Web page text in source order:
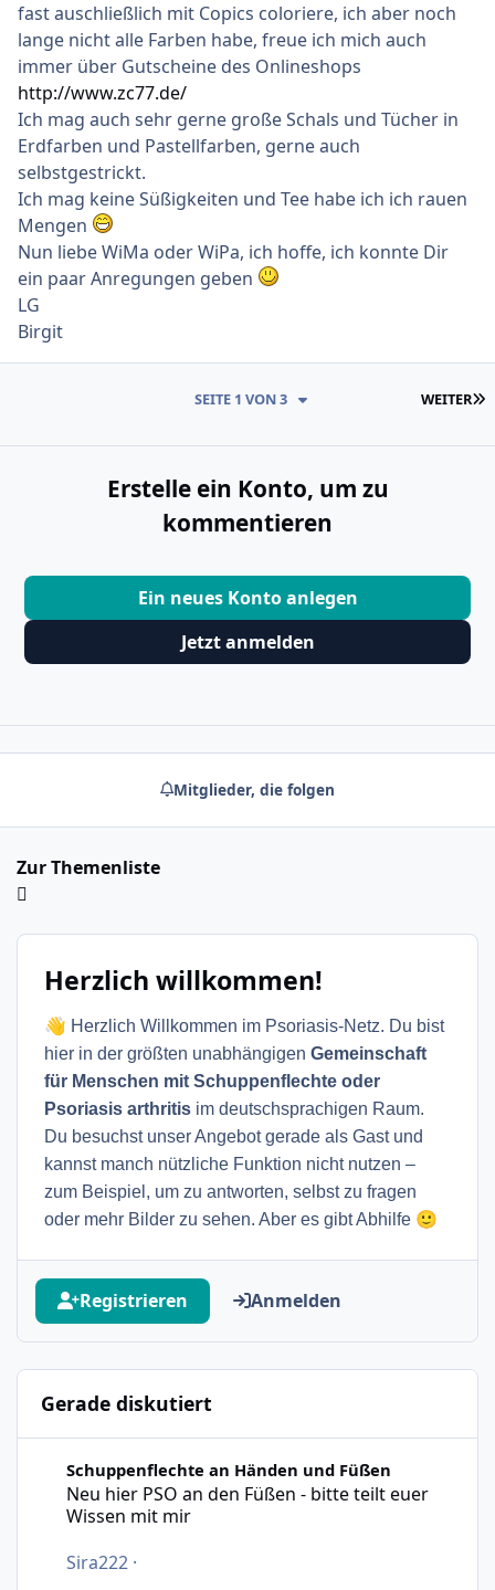
fast auschließlich mit Copics coloriere, ich aber noch
lange nicht alle Farben habe, freue ich mich auch
immer über Gutscheine des Onlineshops
http://www.zc77.de/
Ich mag auch sehr gerne große Schals und Tücher in
Erdfarben und Pastellfarben, gerne auch
selbstgestrickt.
Ich mag keine Süßigkeiten und Tee habe ich ich rauen
Mengen
Nun liebe WiMa oder WiPa, ich hoffe, ich konnte Dir
ein paar Anregungen geben
LG
Birgit
WEITER
SEITE 1 VON 3
Erstelle ein Konto, um zu
kommentieren
Ein neues Konto anlegen
Jetzt anmelden
Mitglieder, die folgen
Zur Themenliste
Herzlich willkommen!
👋 Herzlich Willkommen im Psoriasis-Netz. Du bist
hier in der größten unabhängigen Gemeinschaft
für Menschen mit Schuppenflechte oder
Psoriasis arthritis im deutschsprachigen Raum.
Du besuchst unser Angebot gerade als Gast und
kannst manch nützliche Funktion nicht nutzen –
zum Beispiel, um zu antworten, selbst zu fragen
oder mehr Bilder zu sehen. Aber es gibt Abhilfe 🙂
Registrieren Anmelden
Gerade diskutiert
Schuppenflechte an Händen und Füßen
Neu hier PSO an den Füßen - bitte teilt euer
Wissen mit mir
Sira222 ·